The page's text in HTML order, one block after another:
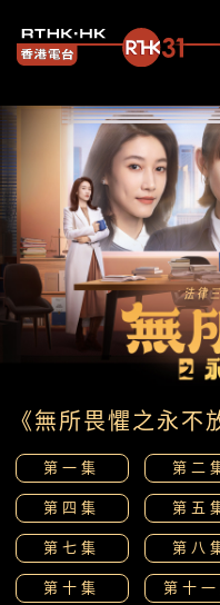
《無所畏懼之永不
第一集 第二
第四集
第五
第七集
第八
第十集
第十一